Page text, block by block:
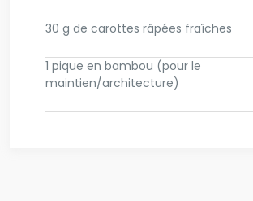
30 g de carottes râpées fraîches
1 pique en bambou (pour le
maintien/architecture)